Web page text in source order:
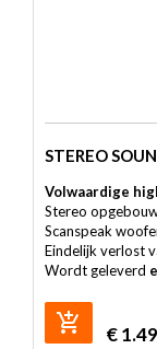
STEREO
Volwaardige
Stereo
Scanspeak
Eindelijk verlost
Wordt geleverd
€